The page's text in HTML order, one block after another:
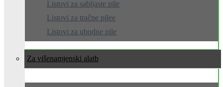
Listovi za sabljaste pile
Listovi za tračne pilee
Listovi za ubodne pile
Za višenamjenski alat